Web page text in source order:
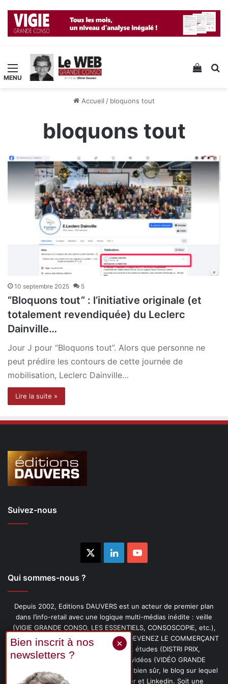
Menu Voir
Accueil / bloquons tout
bloquons tout
10 septembre 2025 5
“Bloquons tout” : l’initiative originale (et
totalement revendiquée) du Leclerc
Dainville…
Jour J pour “Bloquons tout”. Alors que personne ne
peut prédire les contours de cette journée de
mobilisation, Leclerc Dainville…
Lire la suite »
Suivez-nous
LinkedinYouTube
Qui sommes-nous ?
Depuis 2002, Editions DAUVERS est un acteur de premier plan
dans l’info-retail avec une logique multi-médias inédite : veille
(VIGIE GRANDE CONSO, LES ESSENTIELS, CONSOSCOPIE, etc.),
livres (PENSER-CLIENT, IMAGE-PRIX, DEVENEZ LE COMMERÇANT
PRÉFÉRÉ DE VOS CLIENTS, etc.), études (DISTRI PRIX,
PROMOFLASH, DRIVE INSIGHTS), vidéos (VIDÉO GRANDE
CONSO), podcasts (CAFÉ CONSO) et, bien sûr, le blog sur lequel
vous êtes, ainsi que les fils Twitter et Linkedin. Soit une